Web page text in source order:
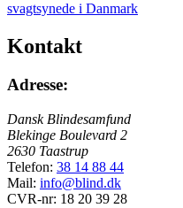
Kontakt
Adresse:
Dansk Blindesamfund
Blekinge Boulevard 2
2630 Taastrup
Telefon: 38 14 88 44
Mail: info@blind.dk
CVR-nr: 18 20 39 28